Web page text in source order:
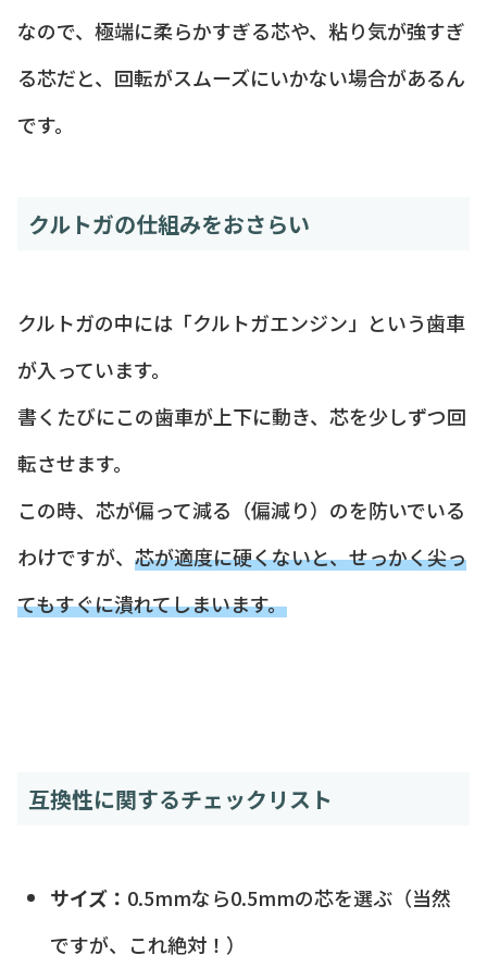
なので、極端に柔らかすぎる芯や、粘り気が強すぎ
る芯だと、回転がスムーズにいかない場合があるん
です。
クルトガの仕組みをおさらい
クルトガの中には「クルトガエンジン」という歯車
が入っています。
書くたびにこの歯車が上下に動き、芯を少しずつ回
転させます。
この時、芯が偏って減る（偏減り）のを防いでいる
わけですが、 芯が適度に硬くないと、せっかく尖っ
てもすぐに潰れてしまいます。
互換性に関するチェックリスト
サイズ： 0.5mmなら0.5mmの芯を選ぶ（当然
ですが、これ絶対！）